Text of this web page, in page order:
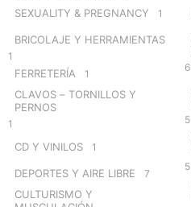
SEXUALITY & PREGNANCY 1
BRICOLAJE Y HERRAMIENTAS
1
FERRETERÍA 1
CLAVOS – TORNILLOS Y
PERNOS
1
CD Y VINILOS 1
DEPORTES Y AIRE LIBRE 7
CULTURISMO Y
6
5
5